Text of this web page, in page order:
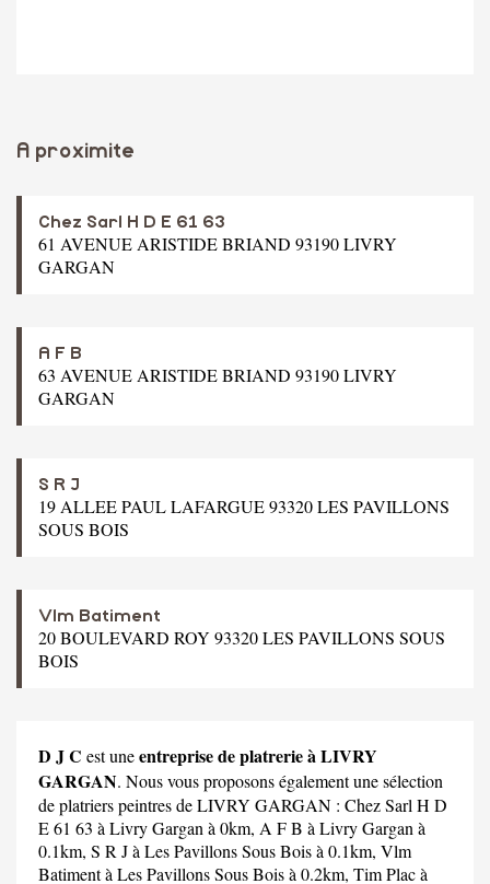
A proximite
Chez Sarl H D E 61 63
61 AVENUE ARISTIDE BRIAND 93190 LIVRY
GARGAN
A F B
63 AVENUE ARISTIDE BRIAND 93190 LIVRY
GARGAN
S R J
19 ALLEE PAUL LAFARGUE 93320 LES PAVILLONS
SOUS BOIS
Vlm Batiment
20 BOULEVARD ROY 93320 LES PAVILLONS SOUS
BOIS
D J C est uneentreprise de platrerie à LIVRY
GARGAN. Nous vous proposons également une sélection
de platriers peintres de LIVRY GARGAN : Chez Sarl H D
E 61 63 à Livry Gargan à 0km, A F B à Livry Gargan à
0.1km, S R Jà Les Pavillons Sous Bois à 0.1km, Vlm
Batimentà Les Pavillons Sous Bois à 0.2km, Tim Placà